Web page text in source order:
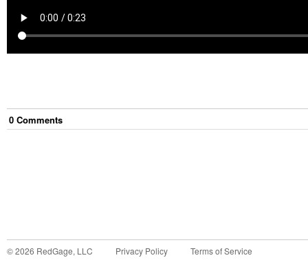
0 Comments
©2026 RedGage, LLC Privacy Policy Terms of Service